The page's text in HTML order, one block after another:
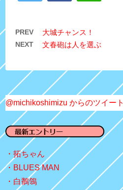
PREV 大城チャンス！
NEXT 文春砲は人を選ぶ
@michikoshimizu からのツイート
拓ちゃん
BLUES MAN
白鶺鴒